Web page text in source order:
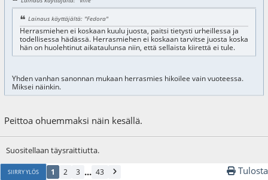
Lainaus käyttäjältä: "Fedora"
Herrasmiehen ei koskaan kuulu juosta, paitsi tietysti urheillessa ja
todellisessa hädässä. Herrasmiehen ei koskaan tarvitse juosta koska
hän on huolehtinut aikataulunsa niin, että sellaista kiirettä ei tule.
Yhden vanhan sanonnan mukaan herrasmies hikoilee vain vuoteessa.
Miksei näinkin.
Peittoa ohuemmaksi näin kesällä.
Suositellaan täysraittiutta.
SIIRRY YLÖS 1 2 3 ... 43 Tulosta